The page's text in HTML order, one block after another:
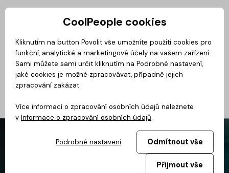
Privátní zóna
Magazín BusinessClass CoolMovie CoolDialog Podcast
CoolPeople cookies
Kliknutím na button Povolit vše umožníte použití cookies pro
funkční, analytické a marketingové účely na vašem zařízení.
Sami můžete sami určit kliknutím na Podrobné nastavení,
jaké cookies je možné zpracovávat, případně jejich
zpracování zakázat.
Více informací o zpracování osobních údajů naleznete
v Informace o zpracování osobních údajů.
Podrobné nastavení Odmítnout vše
Přijmout vše